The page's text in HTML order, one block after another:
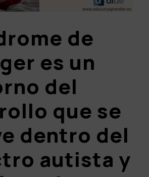
de
es un
del
que se
dentro del
autista y